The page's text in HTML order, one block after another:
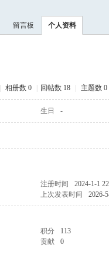
留言板 个人资料
相册数 0 回帖数 18 主题数 0
生日 -
注册时间
2024-1-1
上次发表时间 2026-
积分
113
贡献
0